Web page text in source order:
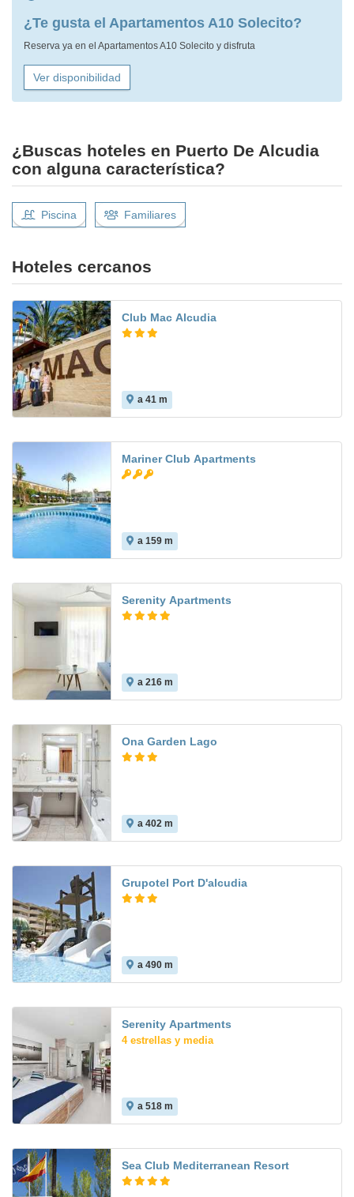
¿Te gusta el Apartamentos A10 Solecito?
Reserva ya en el Apartamentos A10 Solecito y disfruta
Ver disponibilidad
¿Buscas hoteles en Puerto De Alcudia
con alguna característica?
Piscina Familiares
Hoteles cercanos
Club Mac Alcudia
a 41 m
Mariner Club Apartments
a 159 m
Serenity Apartments
a 216 m
Ona Garden Lago
a 402 m
Grupotel Port D'alcudia
a 490 m
Serenity Apartments
4 estrellas y media
a 518 m
Sea Club Mediterranean Resort